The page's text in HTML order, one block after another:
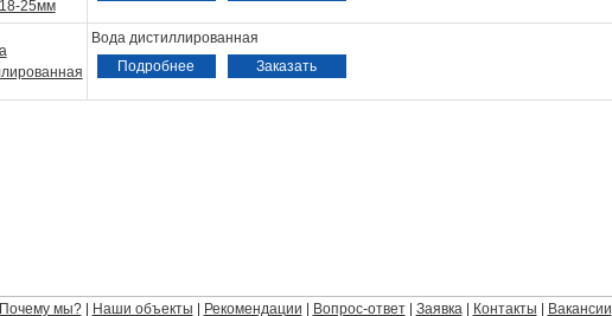
Вода дистиллированная
Подробнее
Заказать
Почему мы? Наши объекты Рекомендации Вопрос-ответ Заявка Контакты Вакансии